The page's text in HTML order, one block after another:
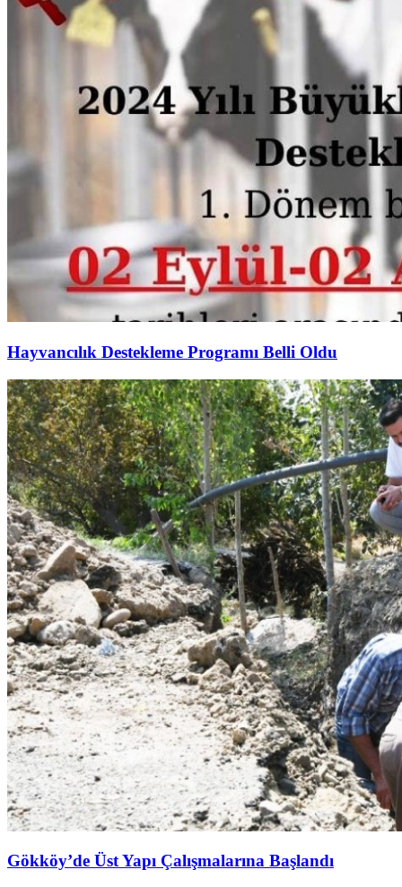
Hayvancılık Destekleme Programı Belli Oldu
Gökköy’de Üst Yapı Çalışmalarına Başlandı